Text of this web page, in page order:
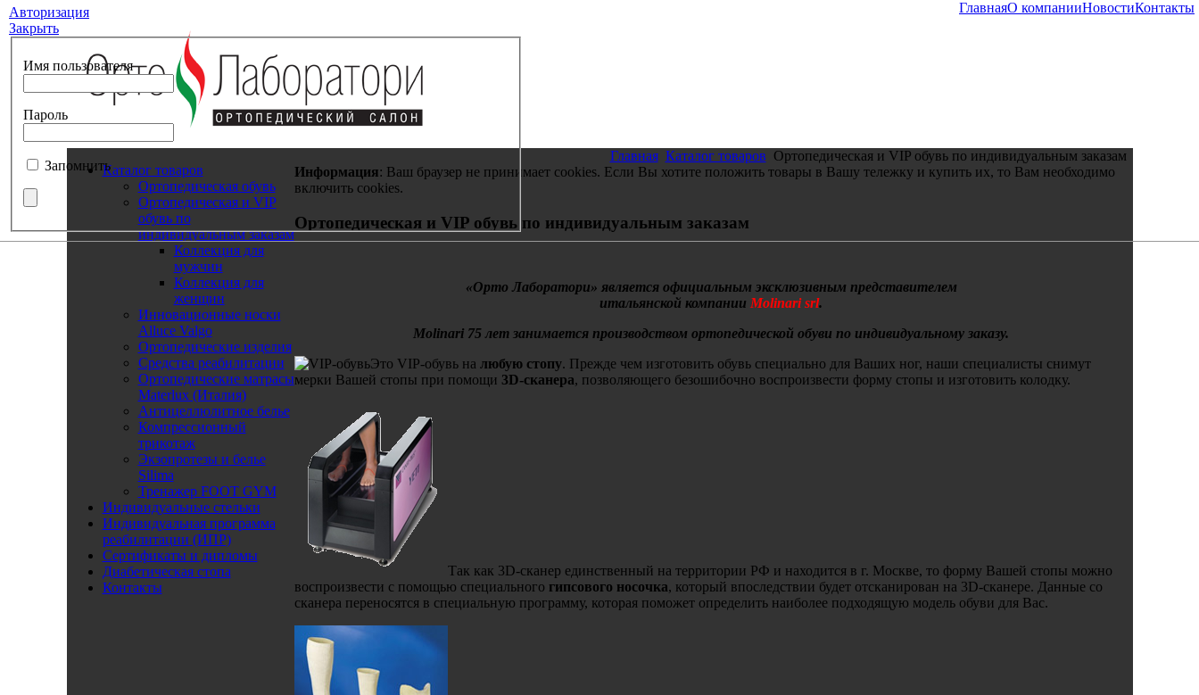
Авторизация
Закрыть
Имя пользователя
Пароль
Запомнить
ГлавнаяО компанииНовостиКонтакты
Каталог товаров
Ортопедическая обувь
Ортопедическая и VIP
обувь по
индивидуальным заказам
Коллекция для
мужчин
Коллекция для
женщин
Инновационные носки
Alluce Valgo
Ортопедические изделия
Средства реабилитации
Ортопедические матрасы
Materlux (Италия)
Антицеллюлитное белье
Компрессионный
трикотаж
Экзопротезы и белье
Silima
Тренажер FOOT GYM
Индивидуальные стельки
Индивидуальная программа
реабилитации (ИПР)
Сертификаты и дипломы
Диабетическая стопа
Контакты
Главная Каталог товаров Ортопедическая и VIP обувь по индивидуальным заказам
Информация: Ваш браузер не принимает cookies. Если Вы хотите положить товары в Вашу тележку и купить их, то Вам необходимо
включить cookies.
Ортопедическая и VIP обувь по индивидуальным заказам
«Орто Лаборатори» является официальным эксклюзивным представителем
итальянской компании Molinari srl.
Molinari 75 лет занимается производством ортопедической обуви по индивидуальному заказу.
Это VIP-обувь на любую стопу. Прежде чем изготовить обувь специально для Ваших ног, наши специалисты снимут
мерки Вашей стопы при помощи 3D-сканера, позволяющего безошибочно воспроизвести форму стопы и изготовить колодку.
Так как 3D-сканер единственный на территории РФ и находится в г. Москве, то форму Вашей стопы можно
воспроизвести с помощью специального гипсового носочка, который впоследствии будет отсканирован на 3D-сканере. Данные со
сканера переносятся в специальную программу, которая поможет определить наиболее подходящую модель обуви для Вас.